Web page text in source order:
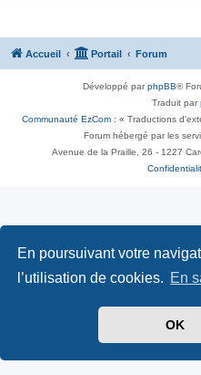
En poursuivant votre
l’utilisation de cookies. En
OK
Accueil Portail Forum
Développé parphpBB®
Traduit par
Communauté EzCom : « Traductions
Forum hébergé par les
Avenue de la Praille, 26 - 1227